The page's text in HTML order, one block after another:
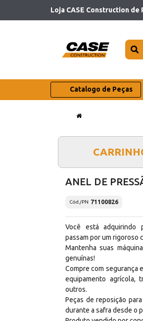
Loja CASE Construction de
Catalogo de Peças
ANEL DE
Cód./PN 71100826
Você está adquirindo
passam por um rigoroso
Mantenha suas
genuínas!
Compre com segurança
equipamento agrícola,
outros.
Peças de reposição
durante a safra desde o